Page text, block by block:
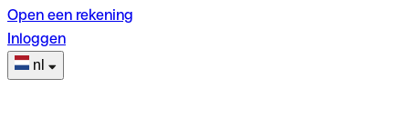
Open een rekening
Inloggen
nl